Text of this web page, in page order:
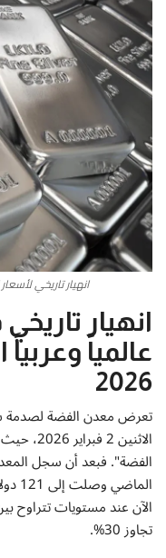
أطباق من المطابخ العربية
سياحة وسفر
منوعات عامة
جاليري الفن التشكيلي
من نحن
سياسة الخصوصية
البنود والشروط
رئيس التحرير
إتصل بنا
انهيار تاريخي لأسعار
انهيار
2026
تعرض معدن الفضة لصدمة
الاثنين
الفضة". فبعد أن سجل
تجاوز 30%.